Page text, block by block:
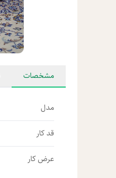
مشخصات
مدل
قد کار
عرض کار